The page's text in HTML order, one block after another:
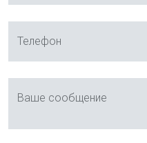
Телефон
Ваше сообщение